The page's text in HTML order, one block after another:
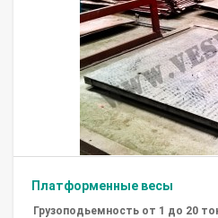
Платформенные весы
Грузоподьемность от 1 до 20